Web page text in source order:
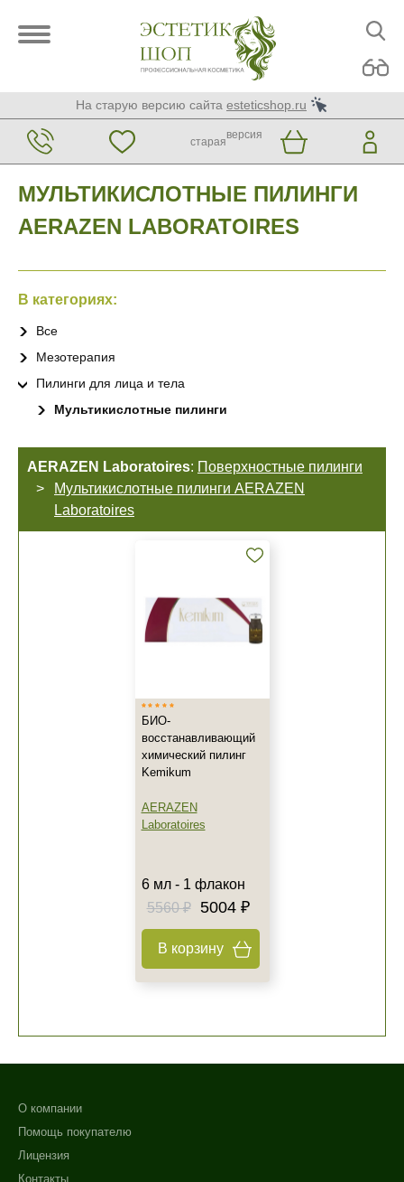
На старую версию сайта esteticshop.ru
старая
версия
МУЛЬТИКИСЛОТНЫЕ ПИЛИНГИ
AERAZEN LABORATOIRES
В категориях:
Все
Мезотерапия
Пилинги для лица и тела
Мультикислотные пилинги
AERAZEN Laboratoires: Поверхностные пилинги
Мультикислотные пилинги AERAZEN
Laboratoires
БИО-
восстанавливающий
химический пилинг
Kemikum
AERAZEN
Laboratoires
6 мл - 1 флакон
5560 ₽
5004 ₽
В корзину
О компании
Помощь покупателю
Лицензия
Контакты
+7 (495) 640-58-89